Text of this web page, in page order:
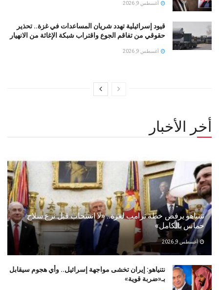
أغسطس 9, 2026
قيود إسرائيلية تهدد شريان المساعدات في غزة.. تحذير
حقوقي من تفاقم الجوع واقتراب شبكة الإغاثة من الانهيار
أغسطس 9, 2026
أخر الأخبار
نتنياهو يرفض خطة ترامب لغزة.. «لا انسحاب قبل نزع سلاح
حماس بالكامل»
أغسطس 9, 2026
نتنياهو: إيران تخشى مواجهة إسرائيل.. وأي هجوم سيقابل
بـ«ضربة قوية»